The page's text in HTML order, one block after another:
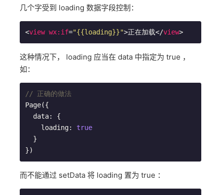
几个字受到 loading 数据字段控制：
<view wx:if="{{loading}}">正在加载</view>
这种情况下， loading 应当在 data 中指定为 true ，
如：
// 正确的做法
Page({
    loading:
true
而不能通过 setData 将 loading 置为 true ：